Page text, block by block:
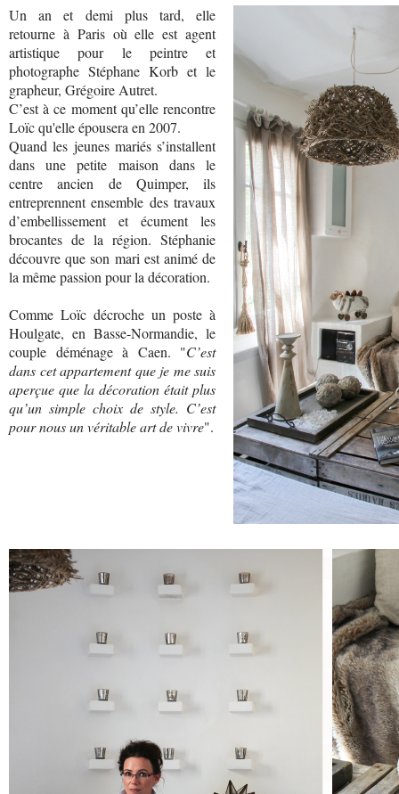
Un an et demi plus tard, elle
retourne à Paris où elle est agent
artistique pour le peintre et
photographe Stéphane Korb et le
grapheur, Grégoire Autret.
C’est à ce moment qu’elle rencontre
Loïc qu'elle épousera en 2007.
Quand les jeunes mariés s’installent
dans une petite maison dans le
centre ancien de Quimper, ils
entreprennent ensemble des travaux
d’embellissement et écument les
brocantes de la région. Stéphanie
découvre que son mari est animé de
la même passion pour la décoration.
Comme Loïc décroche un poste à
Houlgate, en Basse-Normandie, le
couple déménage à Caen. "C’est
dans cet appartement que je me suis
aperçue que la décoration était plus
qu’un simple choix de style. C’est
pour nous un véritable art de vivre".